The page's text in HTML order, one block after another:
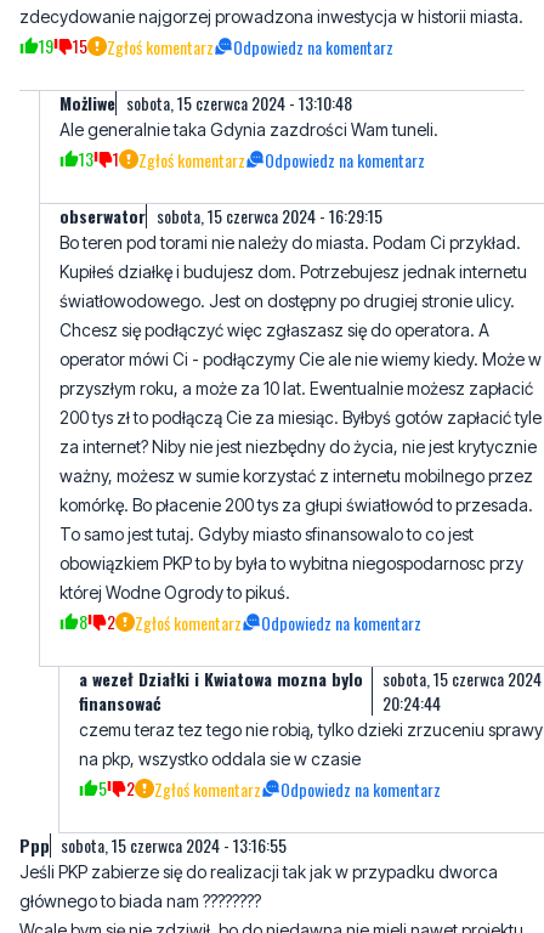
Możliwe sobota, 15 czerwca 2024 - 13:10:48
Ale generalnie taka Gdynia zazdrości Wam tuneli.
obserwator sobota, 15 czerwca 2024 - 16:29:15
Bo teren pod torami nie należy do miasta. Podam Ci przykład.
światłowodowego. Jest on dostępny po drugiej stronie ulicy.
Chcesz się podłączyć więc zgłaszasz się do operatora. A
operator mówi Ci - podłączymy Cie ale nie wiemy kiedy. Może w
przyszłym roku, a może za 10 lat. Ewentualnie możesz zapłacić
200 tys zł to podłączą Cie za miesiąc. Byłbyś gotów zapłacić tyle
za internet? Niby nie jest niezbędny do życia, nie jest krytycznie
ważny, możesz w sumie korzystać z internetu mobilnego przez
komórkę. Bo płacenie 200 tys za głupi światłowód to przesada.
To samo jest tutaj. Gdyby miasto sfinansowalo to co jest
obowiązkiem PKP to by była to wybitna niegospodarnosc przy
której Wodne Ogrody to pikuś.
8 2 Zgłoś komentarz Odpowiedz na komentarz
a wezeł Działki i Kwiatowa mozna bylo
finansować
20:24:44
na pkp, wszystko oddala sie w czasie
5 2 Zgłoś komentarz Odpowiedz na komentarz
sobota, 15 czerwca 2024 - 13:16:55
Jeśli PKP zabierze się do realizacji tak jak w przypadku dworca
Wcale bym się nie zdziwił, bo do niedawna nie mieli nawet projektu
????
7 1 Zgłoś komentarz Odpowiedz na komentarz